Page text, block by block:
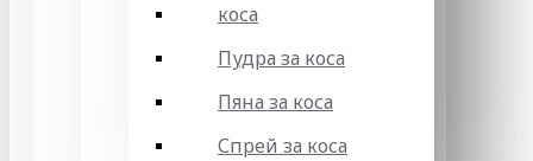
коса
Пудра за коса
Пяна за коса
Спрей за коса